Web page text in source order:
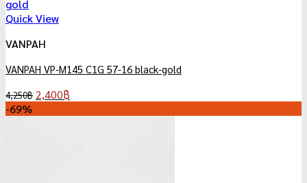
Quick View
VANPAH
VANPAH VP-M145 C1G 57-16 black-gold
4,250฿ Original
2,400฿
-69%